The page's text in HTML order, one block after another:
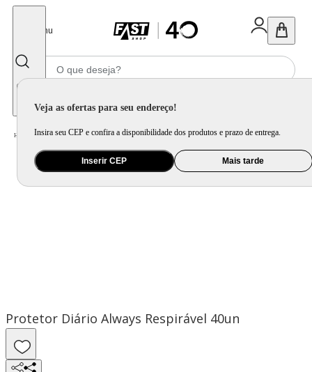
Menu
Veja as ofertas para seu endereço!
Insira seu CEP e confira a disponibilidade dos produtos e prazo de entrega.
Inserir CEP Mais tarde
Home Mercado / Higiene Fralda Geriátrica e Absorvente
Protetor Diário Always Respirável 40un